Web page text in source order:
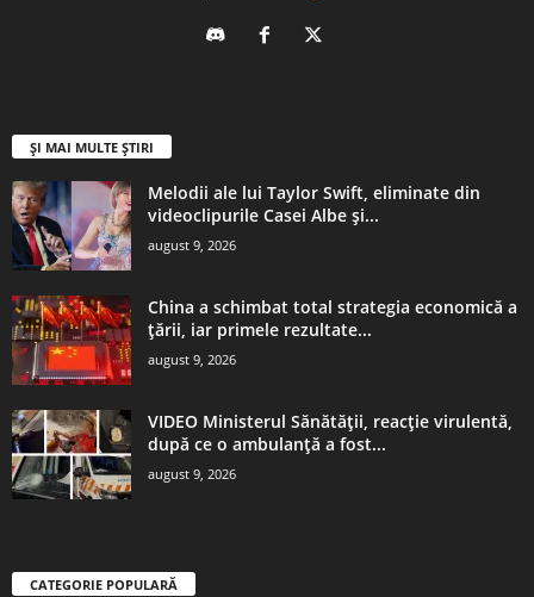
ȘI MAI MULTE ȘTIRI
Melodii ale lui Taylor Swift, eliminate din
videoclipurile Casei Albe și...
august 9, 2026
China a schimbat total strategia economică a
țării, iar primele rezultate...
august 9, 2026
VIDEO Ministerul Sănătății, reacție virulentă,
după ce o ambulanță a fost...
august 9, 2026
CATEGORIE POPULARĂ